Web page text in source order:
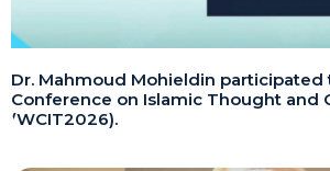
Dr. Mahmoud Mohieldin participated
Conference on Islamic Thought and
(WCIT2026).